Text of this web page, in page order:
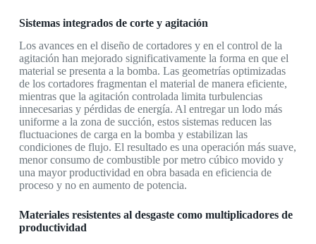
Sistemas integrados de corte y agitación
Los avances en el diseño de cortadores y en el control de la
agitación han mejorado significativamente la forma en que el
material se presenta a la bomba. Las geometrías optimizadas
de los cortadores fragmentan el material de manera eficiente,
mientras que la agitación controlada limita turbulencias
innecesarias y pérdidas de energía. Al entregar un lodo más
uniforme a la zona de succión, estos sistemas reducen las
fluctuaciones de carga en la bomba y estabilizan las
condiciones de flujo. El resultado es una operación más suave,
menor consumo de combustible por metro cúbico movido y
una mayor productividad en obra basada en eficiencia de
proceso y no en aumento de potencia.
Materiales resistentes al desgaste como multiplicadores de
productividad